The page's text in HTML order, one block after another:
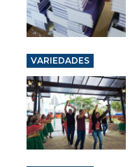
VARIEDADES